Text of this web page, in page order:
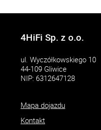
4HiFi Sp. z o.o.
ul. Wyczółkowskiego 10
44-109 Gliwice
NIP: 6312647128
Mapa dojazdu
Kontakt